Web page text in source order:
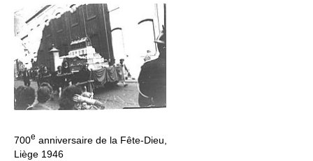
700e anniversaire de la Fête-Dieu,
Liège 1946